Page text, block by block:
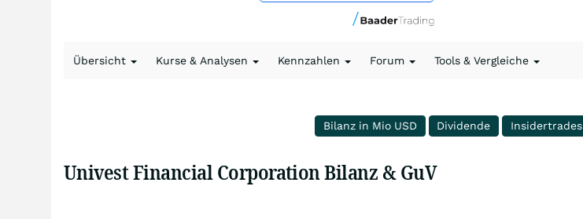
Übersicht Kurse & Analysen Kennzahlen Forum Tools & Vergleiche
Bilanz in Mio USD Dividende Insidertrades
Univest Financial Corporation Bilanz & GuV